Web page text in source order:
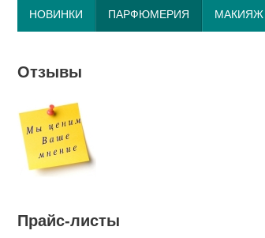
НОВИНКИ ПАРФЮМЕРИЯ МАКИЯЖ
Отзывы
Прайс-листы